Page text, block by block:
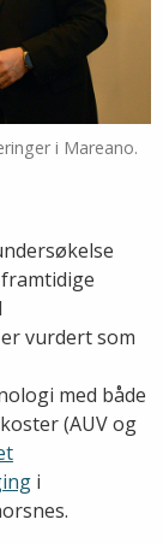
i Mareano.
vurdert som
med både
(AUV og
i